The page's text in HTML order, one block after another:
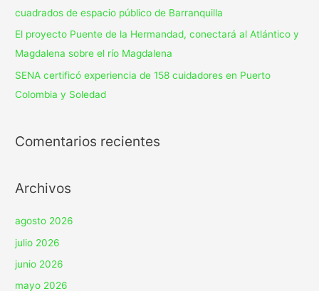
cuadrados de espacio público de Barranquilla
El proyecto Puente de la Hermandad, conectará al Atlántico y
Magdalena sobre el río Magdalena
SENA certificó experiencia de 158 cuidadores en Puerto
Colombia y Soledad
Comentarios recientes
Archivos
agosto 2026
julio 2026
junio 2026
mayo 2026